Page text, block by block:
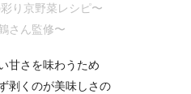
り京野菜レシピ〜
さん監修〜
甘さを味わうため
剥くのが美味しさの